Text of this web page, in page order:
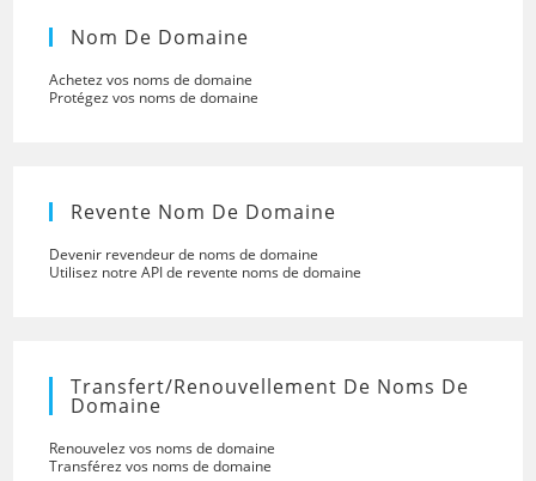
Nom De Domaine
Achetez vos noms de domaine
Protégez vos noms de domaine
Revente Nom De Domaine
Devenir revendeur de noms de domaine
Utilisez notre API de revente noms de domaine
Transfert/renouvellement De Noms De
Domaine
Renouvelez vos noms de domaine
Transférez vos noms de domaine